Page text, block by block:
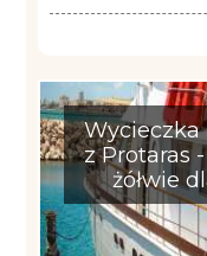
Wycieczka
z Protaras
żółwie